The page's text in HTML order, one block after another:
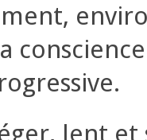
lent